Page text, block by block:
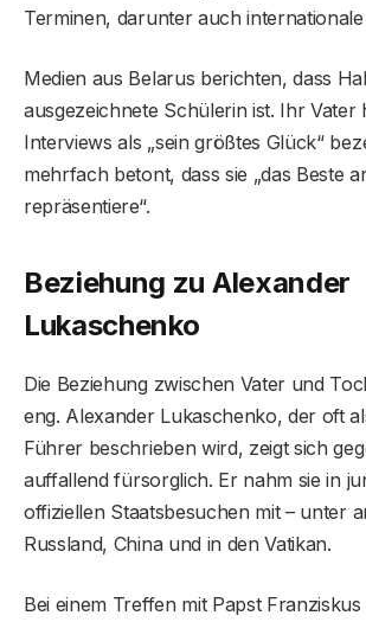
Terminen, darunter auch
Medien aus Belarus berichten, dass
ausgezeichnete Schülerin ist. Ihr Vater
Interviews als „sein größtes Glück“
mehrfach betont, dass sie „das Beste
repräsentiere“.
Beziehung zu Alexander
Lukaschenko
Die Beziehung zwischen Vater und
eng. Alexander Lukaschenko, der oft
Führer beschrieben wird, zeigt sich
auffallend fürsorglich. Er nahm sie in
offiziellen Staatsbesuchen mit – unter
Russland, China und in den Vatikan.
Bei einem Treffen mit Papst